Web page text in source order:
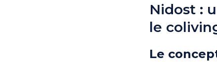
Nidost :
le
Le